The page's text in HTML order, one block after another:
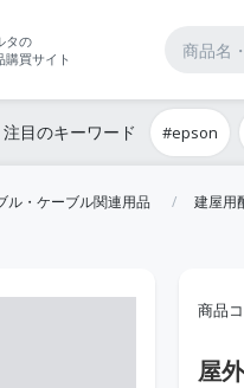
タの
購買サイト
注目のキーワード #epson
ル・ケーブル関連用品 建屋用
商品
屋